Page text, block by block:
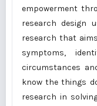
empowerment
research design
research that
symptoms,
circumstances
know the things
research in